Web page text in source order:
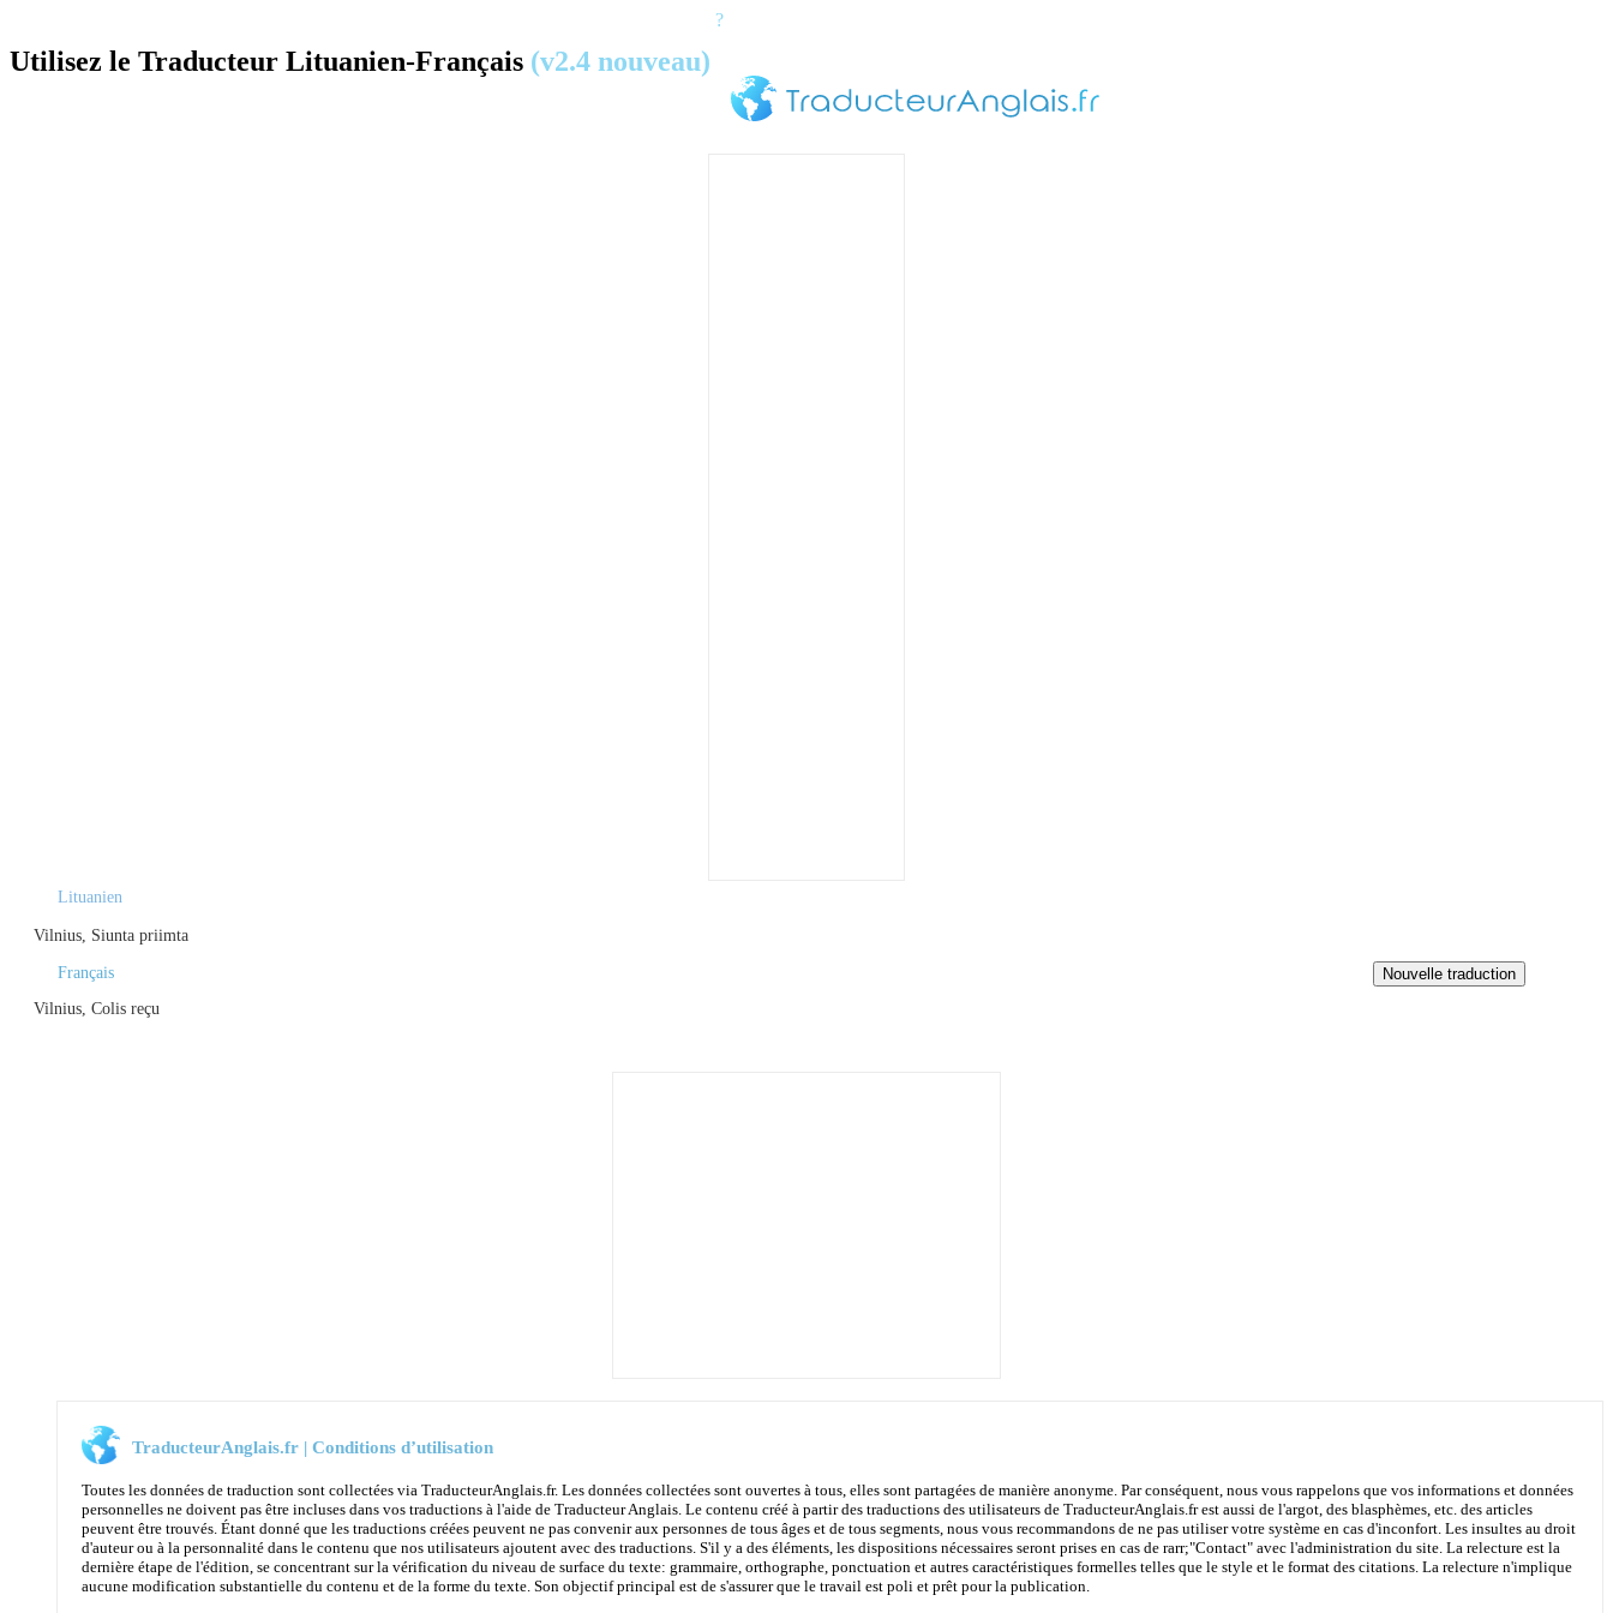
Utilisez le Traducteur Lituanien-Français (v2.4 nouveau)
?
Lituanien
Vilnius, Siunta priimta
Français
Vilnius, Colis reçu
TraducteurAnglais.fr | Conditions d’utilisation
Toutes les données de traduction sont collectées via TraducteurAnglais.fr. Les données collectées sont ouvertes à tous, elles sont partagées de manière anonyme. Par conséquent, nous vous rappelons que vos informations et données
personnelles ne doivent pas être incluses dans vos traductions à l'aide de Traducteur Anglais. Le contenu créé à partir des traductions des utilisateurs de TraducteurAnglais.fr est aussi de l'argot, des blasphèmes, etc. des articles
peuvent être trouvés. Étant donné que les traductions créées peuvent ne pas convenir aux personnes de tous âges et de tous segments, nous vous recommandons de ne pas utiliser votre système en cas d'inconfort. Les insultes au droit
d'auteur ou à la personnalité dans le contenu que nos utilisateurs ajoutent avec des traductions. S'il y a des éléments, les dispositions nécessaires seront prises en cas de rarr;"Contact" avec l'administration du site. La relecture est la
dernière étape de l'édition, se concentrant sur la vérification du niveau de surface du texte: grammaire, orthographe, ponctuation et autres caractéristiques formelles telles que le style et le format des citations. La relecture n'implique
aucune modification substantielle du contenu et de la forme du texte. Son objectif principal est de s'assurer que le travail est poli et prêt pour la publication.